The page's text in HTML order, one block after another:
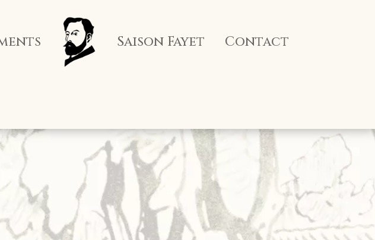
Saison Fayet Contact